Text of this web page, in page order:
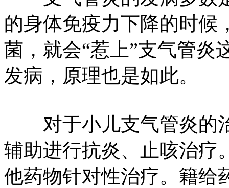
的身体免疫力下降的时候
菌，就会“惹上”支气管炎
发病，原理也是如此。
对于小儿支气管炎的
辅助进行抗炎、止咳治疗
他药物针对性治疗。籍给